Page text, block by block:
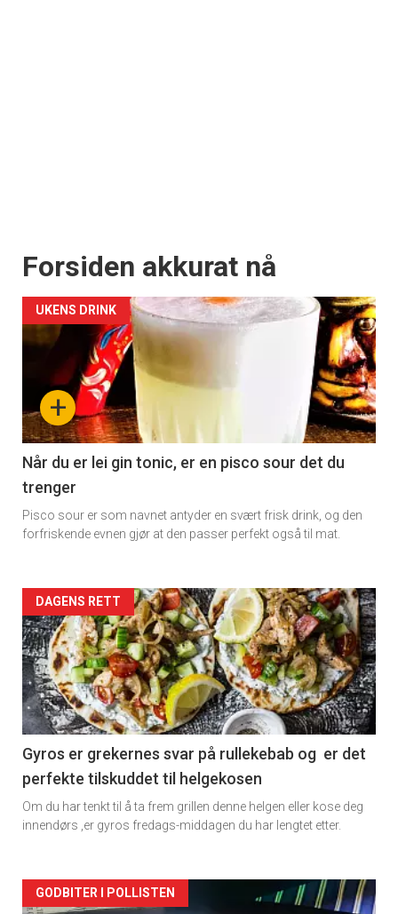
Forsiden akkurat nå
+
UKENS DRINK
Når du er lei gin tonic, er en pisco sour det du
trenger
Pisco sour er som navnet antyder en svært frisk drink, og den
forfriskende evnen gjør at den passer perfekt også til mat.
Forsiden
akkurat
nå
-
2
DAGENS RETT
Gyros er grekernes svar på rullekebab og er det
perfekte tilskuddet til helgekosen
Om du har tenkt til å ta frem grillen denne helgen eller kose deg
innendørs ,er gyros fredags-middagen du har lengtet etter.
Forsiden
GODBITER I POLLISTEN